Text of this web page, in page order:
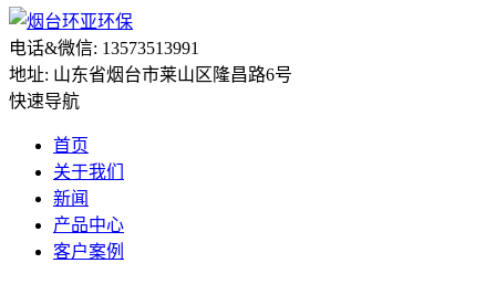
电话&微信: 13573513991
地址: 山东省烟台市莱山区隆昌路6号
快速导航
首页
关于我们
新闻
产品中心
客户案例